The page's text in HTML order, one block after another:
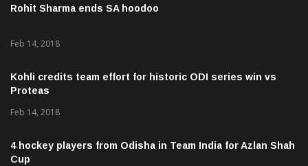
Rohit Sharma ends SA hoodoo
Feb 14, 2018
Kohli credits team effort for historic ODI series win vs
Proteas
Feb 14, 2018
4 hockey players from Odisha in Team India for Azlan Shah
Cup